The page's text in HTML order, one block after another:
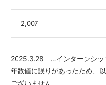
2,007
2025.3.28 …インターンシッ
年数値に誤りがあったため、
ございません。